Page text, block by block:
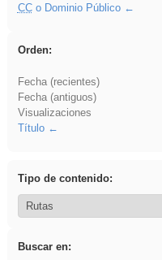
CCo Dominio Público
Orden:
Fecha (recientes)
Fecha (antiguos)
Visualizaciones
Título
Tipo de contenido:
Buscar en: